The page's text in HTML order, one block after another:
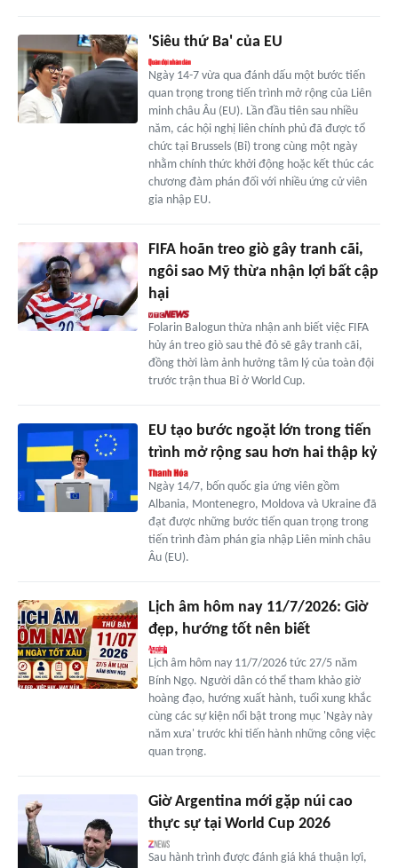
'Siêu thứ Ba' của EU
Ngày 14-7 vừa qua đánh dấu một bước tiến
quan trọng trong tiến trình mở rộng của Liên
minh châu Âu (EU). Lần đầu tiên sau nhiều
năm, các hội nghị liên chính phủ đã được tổ
chức tại Brussels (Bỉ) trong cùng một ngày
nhằm chính thức khởi động hoặc kết thúc các
chương đàm phán đối với nhiều ứng cử viên
gia nhập EU.
FIFA hoãn treo giò gây tranh cãi,
ngôi sao Mỹ thừa nhận lợi bất cập
hại
Folarin Balogun thừa nhận anh biết việc FIFA
hủy án treo giò sau thẻ đỏ sẽ gây tranh cãi,
đồng thời làm ảnh hưởng tâm lý của toàn đội
trước trận thua Bỉ ở World Cup.
EU tạo bước ngoặt lớn trong tiến
trình mở rộng sau hơn hai thập kỷ
Ngày 14/7, bốn quốc gia ứng viên gồm
Albania, Montenegro, Moldova và Ukraine đã
đạt được những bước tiến quan trọng trong
tiến trình đàm phán gia nhập Liên minh châu
Âu (EU).
Lịch âm hôm nay 11/7/2026: Giờ
đẹp, hướng tốt nên biết
Lịch âm hôm nay 11/7/2026 tức 27/5 năm
Bính Ngọ. Người dân có thể tham khảo giờ
hoàng đạo, hướng xuất hành, tuổi xung khắc
cùng các sự kiện nổi bật trong mục 'Ngày này
năm xưa' trước khi tiến hành những công việc
quan trọng.
Giờ Argentina mới gặp núi cao
thực sự tại World Cup 2026
Sau hành trình được đánh giá khá thuận lợi,